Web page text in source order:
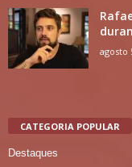
agosto
CATEGORIA POPULAR
Destaques